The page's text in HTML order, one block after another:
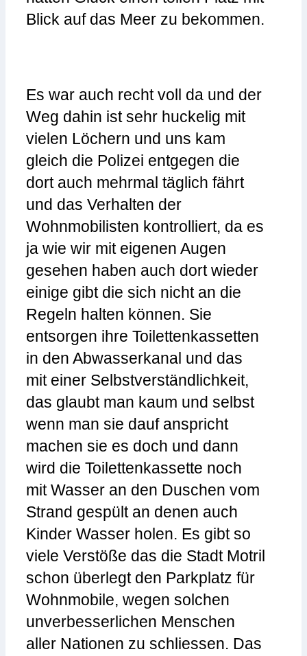
Blick auf das Meer zu bekommen.
Es war auch recht voll da und der
Weg dahin ist sehr huckelig mit
vielen Löchern und uns kam
gleich die Polizei entgegen die
dort auch mehrmal täglich fährt
und das Verhalten der
Wohnmobilisten kontrolliert, da es
ja wie wir mit eigenen Augen
gesehen haben auch dort wieder
einige gibt die sich nicht an die
Regeln halten können. Sie
entsorgen ihre Toilettenkassetten
in den Abwasserkanal und das
mit einer Selbstverständlichkeit,
das glaubt man kaum und selbst
wenn man sie dauf anspricht
machen sie es doch und dann
wird die Toilettenkassette noch
mit Wasser an den Duschen vom
Strand gespült an denen auch
Kinder Wasser holen. Es gibt so
viele Verstöße das die Stadt Motril
schon überlegt den Parkplatz für
Wohnmobile, wegen solchen
unverbesserlichen Menschen
aller Nationen zu schliessen. Das